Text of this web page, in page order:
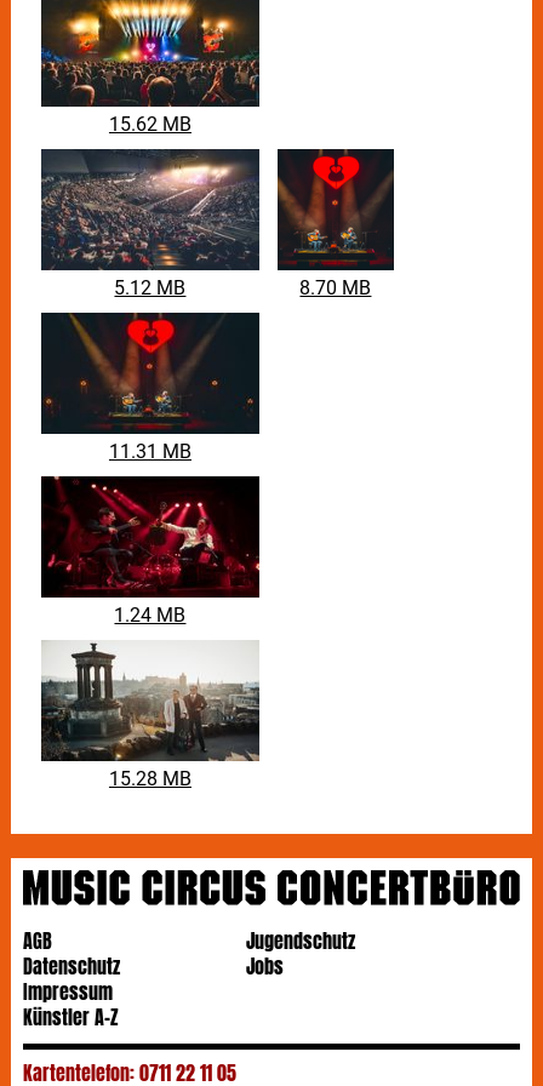
Der Durchbruch gelingt in der Pandemie mit den ganz
eigenen, sensiblen und zugleich energiegeladenen
Bearbeitungen von Klassikern aus Pop- und
Filmmusik. „Viva la Vida“ erhält aufs erste 1,5 mio.
Aufrufe, „Una Mattina“ zählt über 120 mio. Streams
auf Instagram. Es folgen weltweite
Konzerteinladungen.
Die neue Tour "GuitaRevolution Symphonic" wird
nicht nur im Zeichen ihres Albums "Symphonic"
stehen. Gemeinsam wird das Duo mit der Neuen
Philharmonie Frankfurt – welche schon mit Musikern
wie Deep Purple, Peter Gabriel, David Garrett oder
Robbie Williams zusammengearbeitet hat – ihren
ganz eigenen Mix aus großen Rock- & Pophits,
traditionellen Werken und Eigenkompositionen
präsentieren.
15.62 MB
5.12 MB 8.70 MB
11.31 MB
1.24 MB
15.28 MB
AGB
Datenschutz
Impressum
Jugendschutz
Jobs
Künstler A-Z
Kartentelefon: 0711 22 11 05